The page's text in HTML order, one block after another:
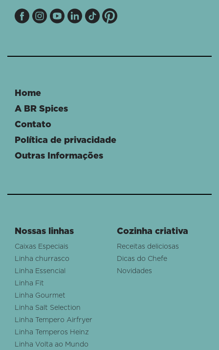
Home
A BR Spices
Contato
Política de privacidade
Outras Informações
Nossas linhas
Caixas Especiais
Linha churrasco
Linha Essencial
Linha Fit
Linha Gourmet
Linha Salt Selection
Linha Tempero Airfryer
Linha Temperos Heinz
Linha Volta ao Mundo
Cozinha criativa
Receitas deliciosas
Dicas do Chefe
Novidades